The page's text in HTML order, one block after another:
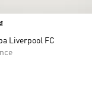
Liverpool FC